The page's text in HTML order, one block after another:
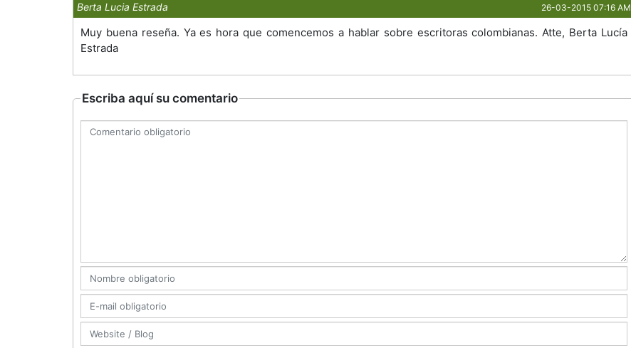
Berta Lucia Estrada 26-03-2015 07:16 AM
Muy buena reseña. Ya es hora que comencemos a hablar sobre escritoras colombianas. Atte, Berta Lucía
Estrada
Escriba aquí su comentario